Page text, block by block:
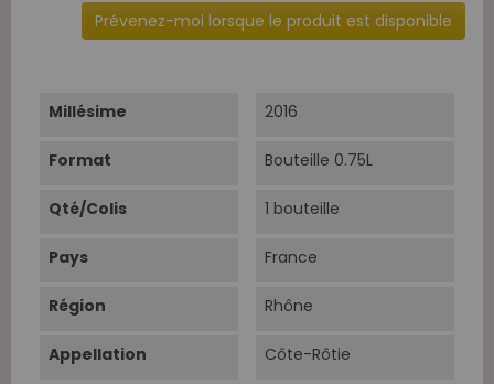
Prévenez-moi lorsque le produit est disponible
Millésime 2016
Format Bouteille 0.75L
Qté/Colis 1 bouteille
Pays France
Région Rhône
Appellation Côte-Rôtie